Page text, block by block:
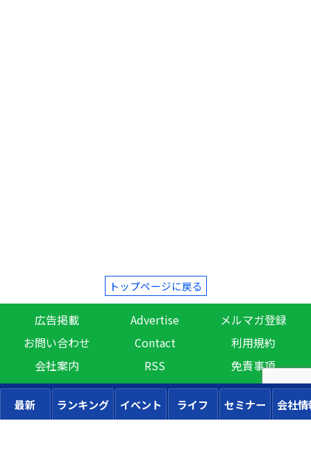
トップページに戻る
広告掲載 Advertise
メルマガ登録
お問い合わせ
Contact
利用規約
会社案内
RSS 免責事項
最新 ランキング イベント ライフ セミナー 会社